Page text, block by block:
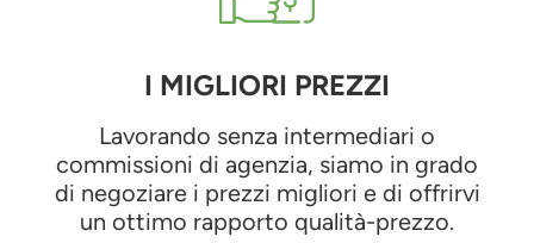
I MIGLIORI PREZZI
Lavorando senza intermediari o
commissioni di agenzia, siamo in grado
di negoziare i prezzi migliori e di offrirvi
un ottimo rapporto qualità-prezzo.